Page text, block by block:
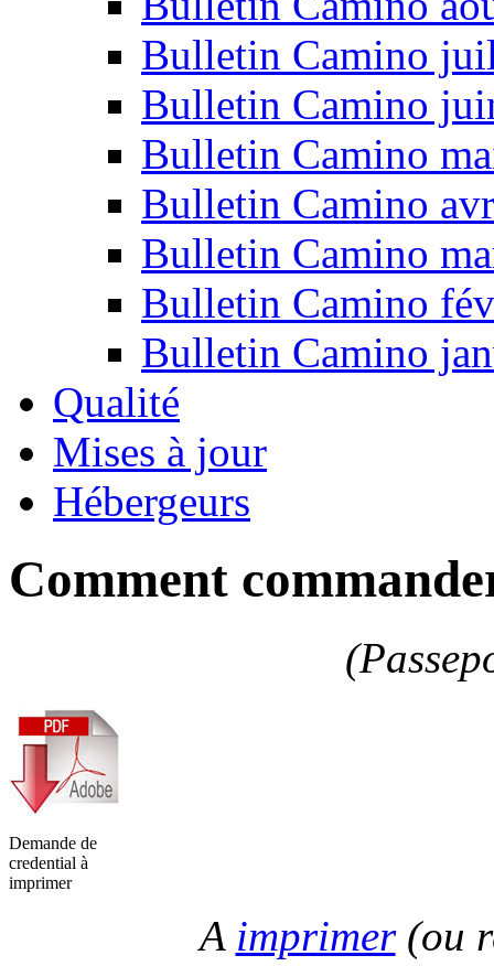
Bulletin Camino
Bulletin Camino
Bulletin Camino
Bulletin Camino
Bulletin Camino
Bulletin Camino
Bulletin Camino
Qualité
Mises à jour
Hébergeurs
Comment
Demande de
credential à
imprimer
A imprimer(ou